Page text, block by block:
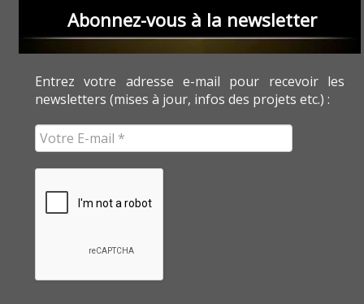
Abonnez-vous à la newsletter
Entrez votre adresse e-mail pour recevoir les
newsletters (mises à jour, infos des projets etc.) :